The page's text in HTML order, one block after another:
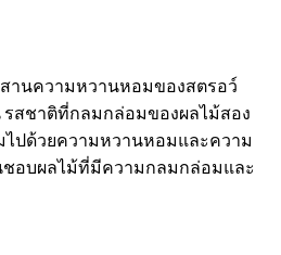
สานความหวานหอมของสตรอว์
สชาติที่กลมกล่อมของผลไม้สอง
ปด้วยความหวานหอมและความ
ชอบผลไม้ที่มีความกลมกล่อมและ